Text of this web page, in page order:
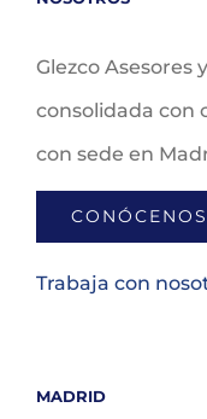
Glezco Asesores
consolidada con
con sede en
CONÓCENOS
Trabaja con
MADRID